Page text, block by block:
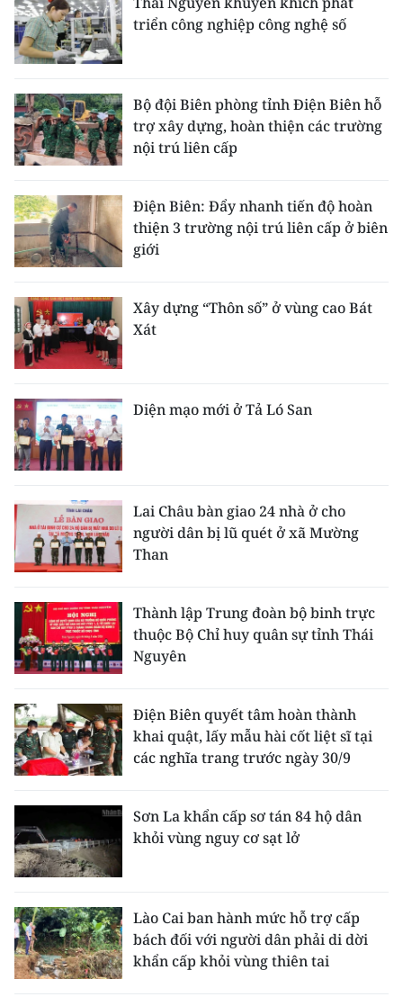
triển công nghiệp công nghệ số
Bộ đội Biên phòng tỉnh Điện Biên hỗ
trợ xây dựng, hoàn thiện các trường
nội trú liên cấp
Điện Biên: Đẩy nhanh tiến độ hoàn
thiện 3 trường nội trú liên cấp ở biên
giới
Xây dựng “Thôn số” ở vùng cao Bát
Xát
Diện mạo mới ở Tả Ló San
Lai Châu bàn giao 24 nhà ở cho
người dân bị lũ quét ở xã Mường
Than
Thành lập Trung đoàn bộ binh trực
thuộc Bộ Chỉ huy quân sự tỉnh Thái
Nguyên
Điện Biên quyết tâm hoàn thành
khai quật, lấy mẫu hài cốt liệt sĩ tại
các nghĩa trang trước ngày 30/9
Sơn La khẩn cấp sơ tán 84 hộ dân
khỏi vùng nguy cơ sạt lở
Lào Cai ban hành mức hỗ trợ cấp
bách đối với người dân phải di dời
khẩn cấp khỏi vùng thiên tai